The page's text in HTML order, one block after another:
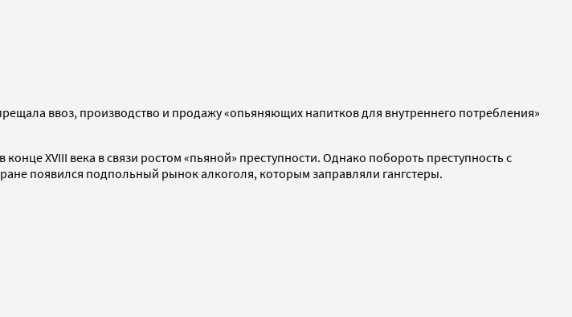
ввоз, производство и продажу «опьяняющих напитков для внутреннего потребления»
XVIII века в связи ростом «пьяной» преступности. Однако побороть преступность с
появился подпольный рынок алкоголя, которым заправляли гангстеры.